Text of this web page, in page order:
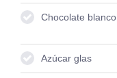
Chocolate blanco
Azúcar glas